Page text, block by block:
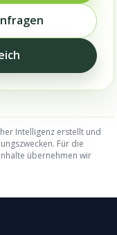
Intelligenz erstellt und
Für die
übernehmen wir